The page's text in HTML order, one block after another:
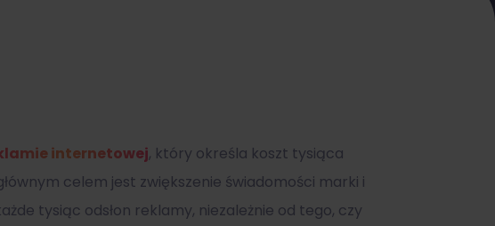
internetowej, który określa koszt tysiąca
celem jest zwiększenie świadomości marki i
tysiąc odsłon reklamy, niezależnie od tego, czy